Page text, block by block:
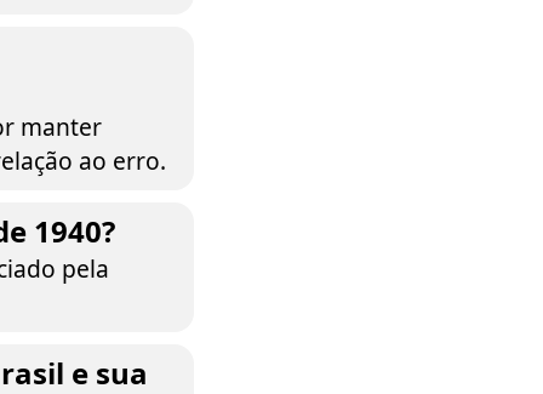
manter
ao erro.
1940?
pela
e sua